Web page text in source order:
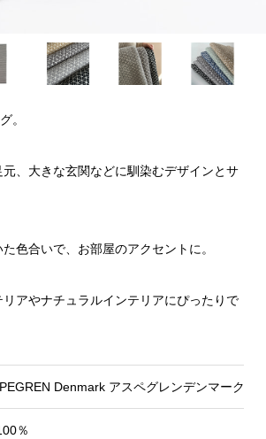
。
、大きな玄関などに馴染むデザインとサ
色合いで、お部屋のアクセントに。
アやナチュラルインテリアにぴったりで
Denmark アスペグレンデンマーク
％